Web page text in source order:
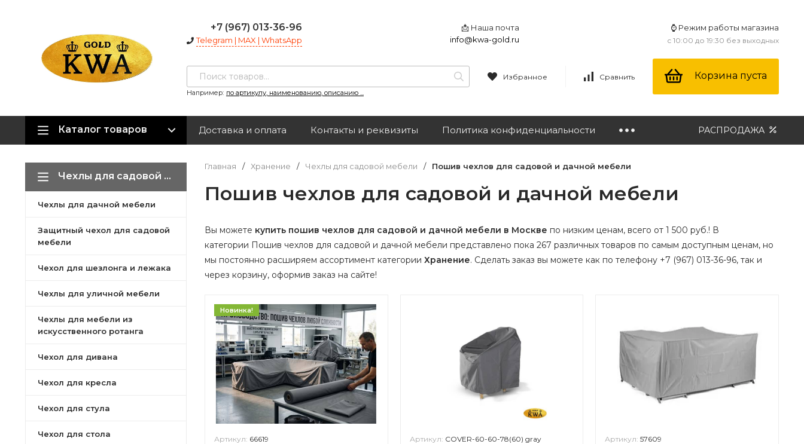
+7 (967) 013-36-96
Telegram | MAX | WhatsApp
📩 Наша почта
info@kwa-gold.ru
⌚ Режим работы магазина
с 10:00 до 19:30 без выходных
Например: по артикулу, наименованию, описанию ...
Избранное Сравнить Корзина пуста
Каталог товаров Доставка и оплата Контакты и реквизиты Политика конфиденциальности РАСПРОДАЖА
Чехлы для садовой мебели
Чехлы для дачной мебели
Защитный чехол для садовой
мебели
Чехол для шезлонга и лежака
Чехлы для уличной мебели
Чехлы для мебели из
искусственного ротанга
Чехол для дивана
Чехол для кресла
Чехол для стула
Чехол для стола
Главная / Хранение / Чехлы для садовой мебели / Пошив чехлов для садовой и дачной мебели
Пошив чехлов для садовой и дачной мебели
Вы можете купить пошив чехлов для садовой и дачной мебели в Москве по низким ценам, всего от 1 500 руб.! В
категории Пошив чехлов для садовой и дачной мебели представлено пока 267 различных товаров по самым доступным ценам, но
мы постоянно расширяем ассортимент категории Хранение. Сделать заказ вы можете как по телефону +7 (967) 013-36-96, так и
через корзину, оформив заказ на сайте!
Новинка!
Артикул: 66619 Артикул: COVER-60-60-78(60) gray Артикул:57609